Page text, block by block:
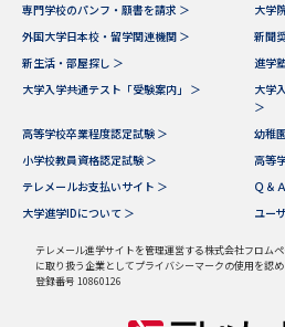
Ｑ＆Ａ よくあるご質問 大
資料の料金の
お支払いについて
受
テレメール
お支払いサイト
個
テ
訂
専門学校のパンフ・願書を請求 ＞
大学
外国大学日本校・留学関連機関 ＞
新聞
新生活・部屋探し ＞
進学
大学入学共通テスト「受験案内」 ＞
大学
＞
高等学校卒業程度認定試験 ＞
幼稚
小学校教員資格認定試験 ＞
高等
テレメールお支払いサイト ＞
Ｑ＆
大学進学IDについて ＞
ユー
テレメール進学サイトを管理運営する株式会社フロム
に取り扱う企業としてプライバシーマークの使用を認め
登録番号 10860126